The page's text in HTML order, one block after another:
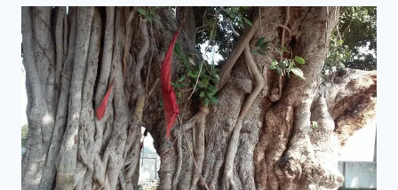
चाहिए
बाल
या
नाखून